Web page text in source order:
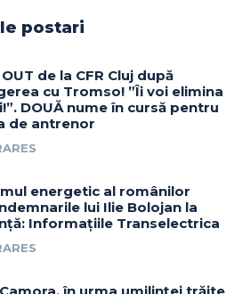
postari
de la CFR Cluj după
cu Tromso! ”Îi voi elimina
DOUĂ nume în cursă pentru
de antrenor
energetic al românilor
lui Ilie Bolojan la
Informațiile Transelectrica
în urma umilinței trăite